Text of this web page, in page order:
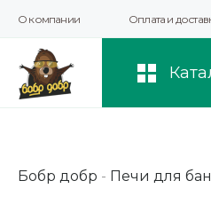
О компании Оплата и
Бобр добр - Печи для
Мы